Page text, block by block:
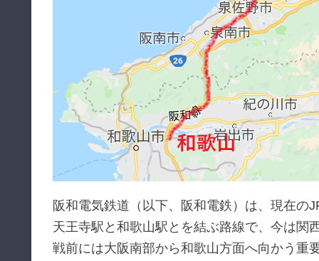
阪和電気鉄道（以下、阪和電鉄）は、現在の
天王寺駅と和歌山駅とを結ぶ路線で、今は関
戦前には大阪南部から和歌山方面へ向かう重